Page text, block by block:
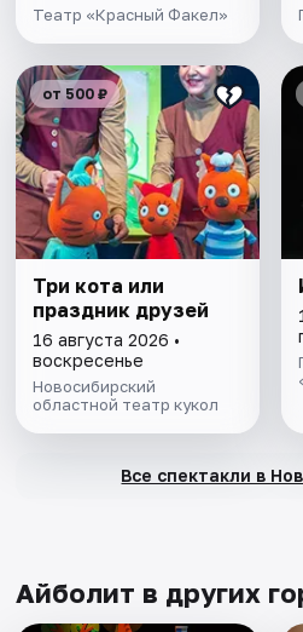
Театр «Красный Факел»
от 500 ₽
Три кота или
праздник друзей
16 августа 2026 •
воскресенье
Новосибирский
областной театр кукол
Все спектакли в
Айболит в других